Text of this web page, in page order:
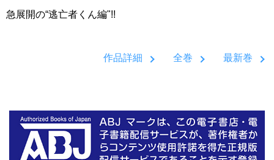
急展開の“逃亡者くん編"!!
作品詳細 全巻 最新巻